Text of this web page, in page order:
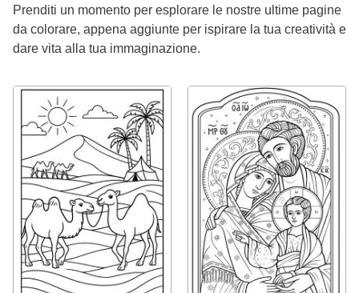
Prenditi un momento per esplorare le nostre ultime pagine
da colorare, appena aggiunte per ispirare la tua creatività e
dare vita alla tua immaginazione.